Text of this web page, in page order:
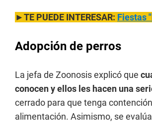
►TE PUEDE INTERESAR: Fiestas
Adopción de perros
La jefa de Zoonosis explicó que
conocen y ellos les hacen una
cerrado para que tenga
alimentación. Asimismo, se